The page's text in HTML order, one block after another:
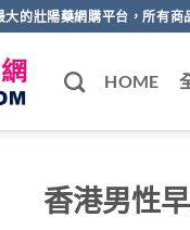
的壯陽藥網購平台，所有商
HOME
香港男性